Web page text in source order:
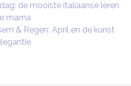
de mooiste italiaanse leren
mama
& Regen: April en de kunst